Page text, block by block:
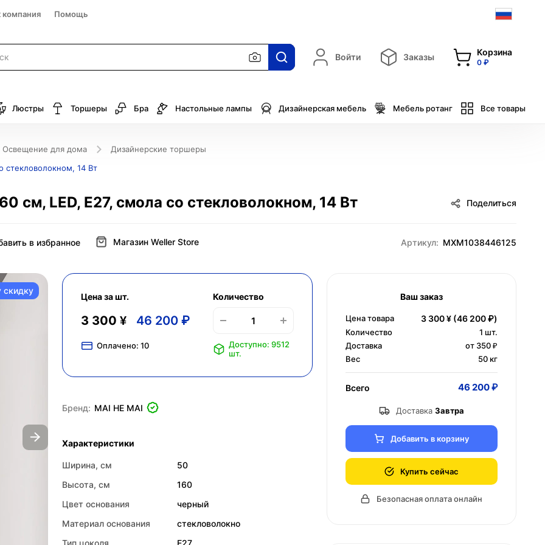
компания Помощь
Войти Заказы Корзина
0 ₽
Люстры Торшеры Бра Настольные лампы Дизайнерская мебель Мебель ротанг Все товары
Освещение для дома
Дизайнерские торшеры
стекловолокном, 14 Вт
см, LED, Е27, смола со стекловолокном, 14 Вт
в избранное
Поделиться
Магазин Weller Store Артикул: MXM1038446125
скидку
Цена за шт.
3 300 ¥ 46 200 ₽
Оплачено: 10
Количество
Доступно: 9512
шт.
Бренд: MAI HE MAI
Характеристики
Ширина, см
50
Высота, см
160
Цвет основания
черный
Материал основания
стекловолокно
Тип цоколя
E27
Ваш заказ
Цена товара 3 300 ¥ (46 200 ₽)
Количество 1 шт.
Доставка
от 350 ₽
Вес
50 кг
Всего 46 200 ₽
Доставка Завтра
Добавить в корзину
Купить сейчас
Безопасная оплата онлайн